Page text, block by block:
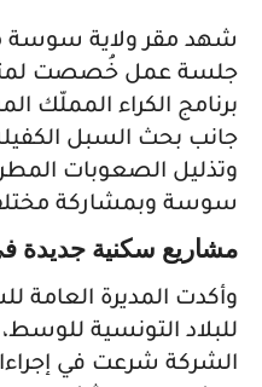
جلسة عمل خُصصت
جانب بحث السبل
وتذليل الصعوبات
سوسة وبمشاركة
مشاريع سكنية جديدة
وأكدت المديرة العامة
للبلاد التونسية
الشركة شرعت في